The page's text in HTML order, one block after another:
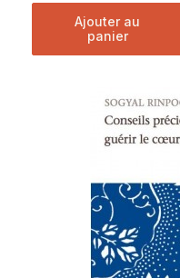
ajouter au
panier